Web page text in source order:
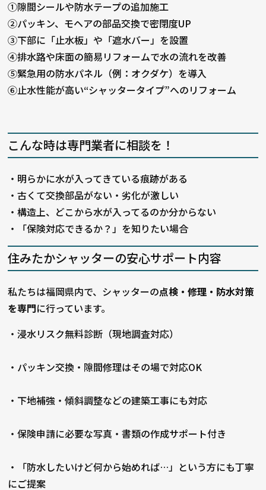
①隙間シールや防水テープの追加施工
②パッキン、モヘアの部品交換で密閉度UP
③下部に「止水板」や「遮水バー」を設置
④排水路や床面の簡易リフォームで水の流れを改善
⑤緊急用の防水パネル（例：オクダケ）を導入
⑥止水性能が高い“シャッタータイプ”へのリフォーム
こんな時は専門業者に相談を！
・明らかに水が入ってきている痕跡がある
・古くて交換部品がない・劣化が激しい
・構造上、どこから水が入ってるのか分からない
・「保険対応できるか？」を知りたい場合
住みたかシャッターの安心サポート内容
私たちは福岡県内で、シャッターの点検・修理・防水対策
を専門に行っています。
・浸水リスク無料診断（現地調査対応）
・パッキン交換・隙間修理はその場で対応OK
・下地補強・傾斜調整などの建築工事にも対応
・保険申請に必要な写真・書類の作成サポート付き
・「防水したいけど何から始めれば…」という方にも丁寧
にご提案